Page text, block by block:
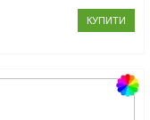
КУПИТИ